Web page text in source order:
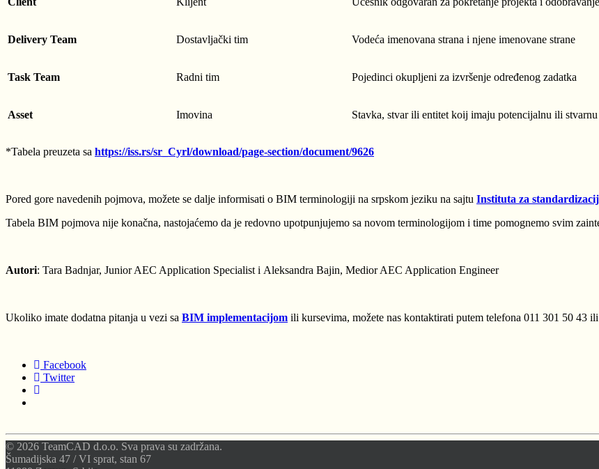
Delivery Team Dostavljački tim Vodeća imenovana strana i njene imenovane strane
Task Team Radni tim Pojedinci okupljeni za izvršenje određenog zadatka
Asset Imovina Stavka, stvar ili entitet koij imaju potencijalnu ili
*Tabela preuzeta sa https://iss.rs/sr_Cyrl/download/page-section/document/9626
Pored gore navedenih pojmova, možete se dalje informisati o BIM terminologiji na srpskom jeziku na sajtu Instituta za
Tabela BIM pojmova nije konačna, nastojaćemo da je redovno upotpunjujemo sa novom terminologijom i time pomognemo svim
Autori: Tara Badnjar, Junior AEC Application Specialist i Aleksandra Bajin, Medior AEC Application Engineer
Ukoliko imate dodatna pitanja u vezi sa BIM implementacijom ili kursevima, možete nas kontaktirati putem telefona 011 301 50 43 ili
Facebook
Twitter
© 2026 TeamCAD d.o.o. Sva prava su zadržana.
Šumadijska 47 / VI sprat, stan 67